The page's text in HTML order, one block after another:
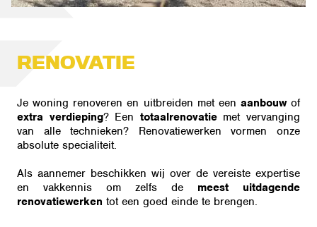
RENOVATIE
Je woning renoveren en uitbreiden met een aanbouwof
extra verdieping? Een totaalrenovatiemet vervanging
van alle technieken? Renovatiewerken vormen onze
absolute specialiteit.
Als aannemer beschikken wij over de vereiste expertise
en vakkennis om zelfs de meest uitdagende
renovatiewerken tot een goed einde te brengen.